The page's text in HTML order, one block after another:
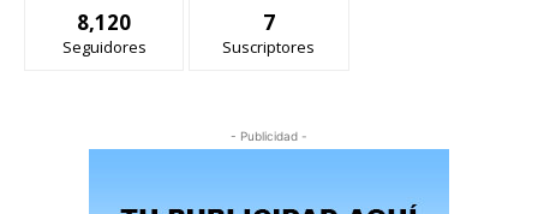
8,120
Seguidores
7
Suscriptores
- Publicidad -